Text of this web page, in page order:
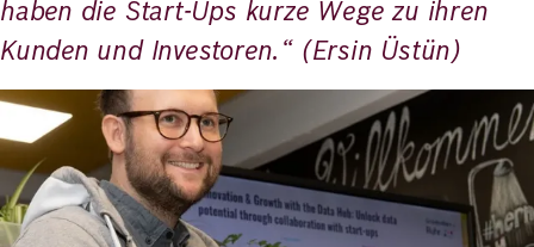
haben die Start-Ups kurze Wege zu ihren
Kunden und Investoren.“ (Ersin Üstün)
Bild